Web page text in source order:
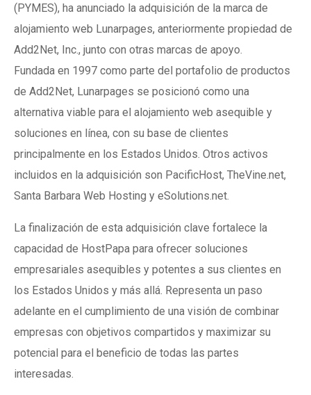
(PYMES), ha anunciado la adquisición de la marca de
alojamiento web Lunarpages, anteriormente propiedad de
Add2Net, Inc., junto con otras marcas de apoyo.
Fundada en 1997 como parte del portafolio de productos
de Add2Net, Lunarpages se posicionó como una
alternativa viable para el alojamiento web asequible y
soluciones en línea, con su base de clientes
principalmente en los Estados Unidos. Otros activos
incluidos en la adquisición son PacificHost, TheVine.net,
Santa Barbara Web Hosting y eSolutions.net.
La finalización de esta adquisición clave fortalece la
capacidad de HostPapa para ofrecer soluciones
empresariales asequibles y potentes a sus clientes en
los Estados Unidos y más allá. Representa un paso
adelante en el cumplimiento de una visión de combinar
empresas con objetivos compartidos y maximizar su
potencial para el beneficio de todas las partes
interesadas.